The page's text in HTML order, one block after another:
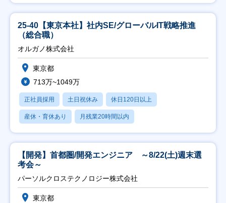
25-40【東京本社】社内SE/グローバルIT戦略推進
（総合職）
オルガノ株式会社
東京都
713万~1049万
正社員採用 土日祝休み 休日120日以上
産休・育休あり 月残業20時間以内
【開発】首都圏/開発エンジニア ～8/22(土)週末選
考会～
パーソルクロステクノロジー株式会社
東京都